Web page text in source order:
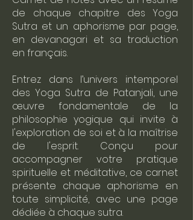
de chaque chapitre des Yoga
Sutra et un aphorisme par page,
en devanagari et sa traduction
en français.
Entrez dans l’univers intemporel
des Yoga Sutra de Patanjali, une
œuvre fondamentale de la
philosophie yogique qui invite à
l'exploration de soi et à la maîtrise
de l'esprit. Conçu pour
accompagner votre pratique
spirituelle et méditative, ce carnet
présente chaque aphorisme en
toute simplicité, avec une page
dédiée à chaque sutra.